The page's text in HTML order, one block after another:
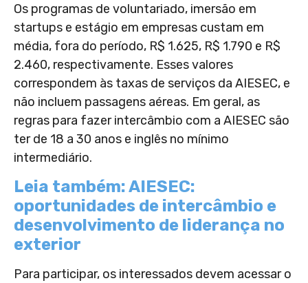
Os programas de voluntariado, imersão em
startups e estágio em empresas custam em
média, fora do período, R$ 1.625, R$ 1.790 e R$
2.460, respectivamente. Esses valores
correspondem às taxas de serviços da AIESEC, e
não incluem passagens aéreas. Em geral, as
regras para fazer intercâmbio com a AIESEC são
ter de 18 a 30 anos e inglês no mínimo
intermediário.
Leia também: AIESEC:
oportunidades de intercâmbio e
desenvolvimento de liderança no
exterior
Para participar, os interessados devem acessar o